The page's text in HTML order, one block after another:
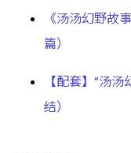
《汤汤幻野故
篇）
【配套】“汤
结）